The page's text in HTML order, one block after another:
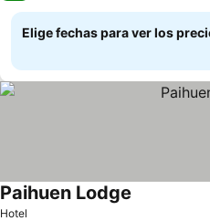
Elige fechas para ver los
Hotel
Paihuen Lodge